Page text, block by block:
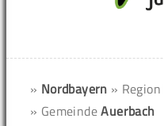
» Nordbayern » Region
» GemeindeAuerbach